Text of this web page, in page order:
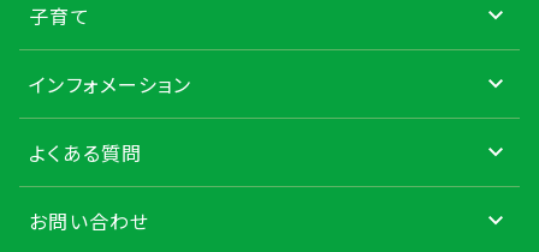
子育て
インフォメーション
よくある質問
お問い合わせ